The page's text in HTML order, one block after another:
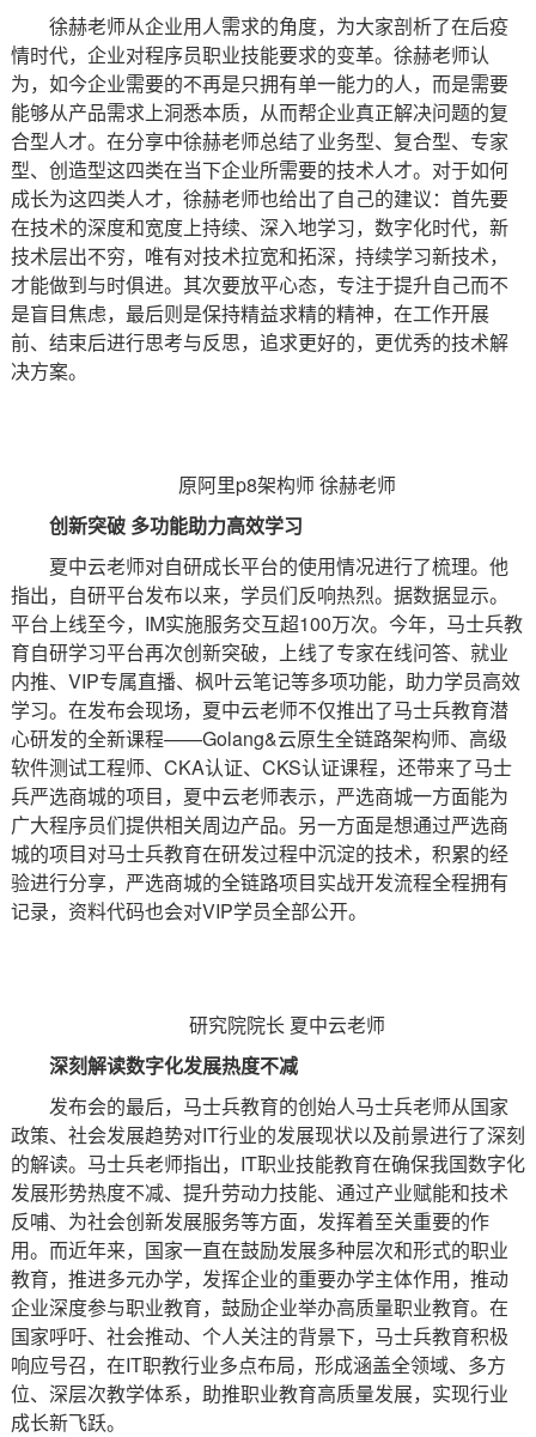
徐赫老师从企业用人需求的角度，为大家剖析了在后疫
情时代，企业对程序员职业技能要求的变革。徐赫老师认
为，如今企业需要的不再是只拥有单一能力的人，而是需要
能够从产品需求上洞悉本质，从而帮企业真正解决问题的复
合型人才。在分享中徐赫老师总结了业务型、复合型、专家
型、创造型这四类在当下企业所需要的技术人才。对于如何
成长为这四类人才，徐赫老师也给出了自己的建议：首先要
在技术的深度和宽度上持续、深入地学习，数字化时代，新
技术层出不穷，唯有对技术拉宽和拓深，持续学习新技术，
才能做到与时俱进。其次要放平心态，专注于提升自己而不
是盲目焦虑，最后则是保持精益求精的精神，在工作开展
前、结束后进行思考与反思，追求更好的，更优秀的技术解
决方案。
原阿里p8架构师 徐赫老师
创新突破 多功能助力高效学习
夏中云老师对自研成长平台的使用情况进行了梳理。他
指出，自研平台发布以来，学员们反响热烈。据数据显示。
平台上线至今，IM实施服务交互超100万次。今年，马士兵教
育自研学习平台再次创新突破，上线了专家在线问答、就业
内推、VIP专属直播、枫叶云笔记等多项功能，助力学员高效
学习。在发布会现场，夏中云老师不仅推出了马士兵教育潜
心研发的全新课程——Golang&云原生全链路架构师、高级
软件测试工程师、CKA认证、CKS认证课程，还带来了马士
兵严选商城的项目，夏中云老师表示，严选商城一方面能为
广大程序员们提供相关周边产品。另一方面是想通过严选商
城的项目对马士兵教育在研发过程中沉淀的技术，积累的经
验进行分享，严选商城的全链路项目实战开发流程全程拥有
记录，资料代码也会对VIP学员全部公开。
研究院院长 夏中云老师
深刻解读数字化发展热度不减
发布会的最后，马士兵教育的创始人马士兵老师从国家
政策、社会发展趋势对IT行业的发展现状以及前景进行了深刻
的解读。马士兵老师指出，IT职业技能教育在确保我国数字化
发展形势热度不减、提升劳动力技能、通过产业赋能和技术
反哺、为社会创新发展服务等方面，发挥着至关重要的作
用。而近年来，国家一直在鼓励发展多种层次和形式的职业
教育，推进多元办学，发挥企业的重要办学主体作用，推动
企业深度参与职业教育，鼓励企业举办高质量职业教育。在
国家呼吁、社会推动、个人关注的背景下，马士兵教育积极
响应号召，在IT职教行业多点布局，形成涵盖全领域、多方
位、深层次教学体系，助推职业教育高质量发展，实现行业
成长新飞跃。